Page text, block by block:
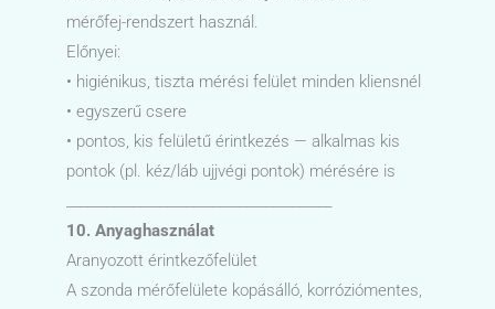
mérőfej-rendszert használ.
Előnyei:
• higiénikus, tiszta mérési felület minden kliensnél
• egyszerű csere
• pontos, kis felületű érintkezés — alkalmas kis
pontok (pl. kéz/láb ujjvégi pontok) mérésére is
10. Anyaghasználat
Aranyozott érintkezőfelület
A szonda mérőfelülete kopásálló, korróziómentes,